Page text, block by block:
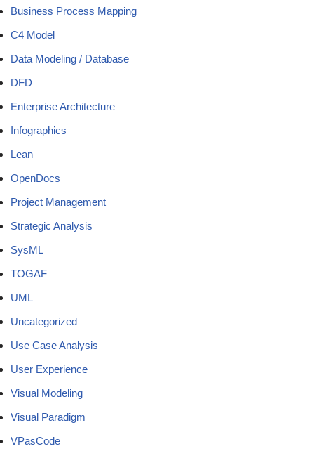
Business Process Mapping
C4 Model
Data Modeling / Database
DFD
Enterprise Architecture
Infographics
Lean
OpenDocs
Project Management
Strategic Analysis
SysML
TOGAF
UML
Uncategorized
Use Case Analysis
User Experience
Visual Modeling
Visual Paradigm
VPasCode